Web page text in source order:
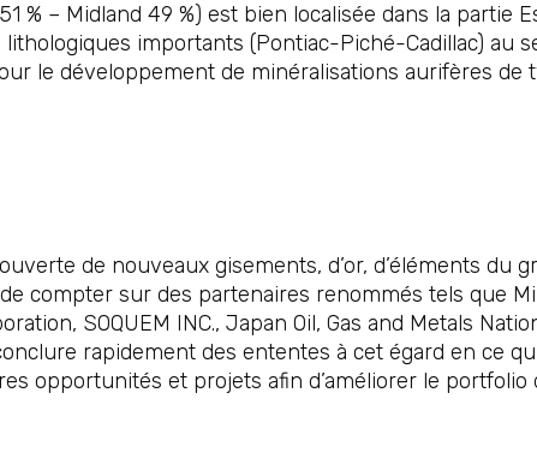
% – Midland 49 %) est bien localisée dans la partie
importants (Pontiac-Piché-Cadillac) au
le développement de minéralisations aurifères de
de nouveaux gisements, d’or, d’éléments du
compter sur des partenaires renommés tels que
SOQUEM INC., Japan Oil, Gas and Metals
rapidement des ententes à cet égard en ce
opportunités et projets afin d’améliorer le portfolio